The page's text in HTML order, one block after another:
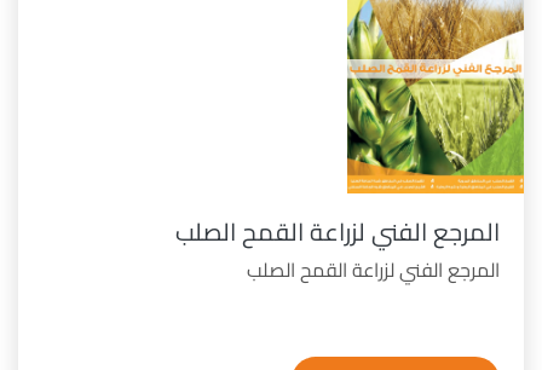
المرجع الفني لزراعة القمح الصلب
المرجع الفني لزراعة القمح الصلب